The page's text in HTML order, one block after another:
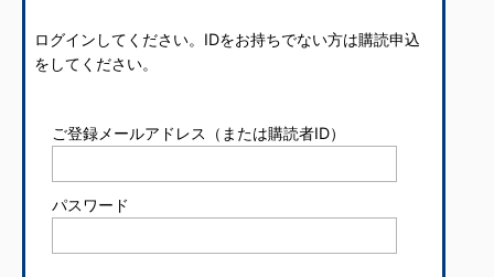
ログインしてください。IDをお持ちでない方は購読申込
をしてください。
ご登録メールアドレス（または購読者ID）
パスワード